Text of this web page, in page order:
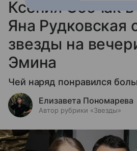
Ксения Собчак в
Яна Рудковская
звезды на
Эмина
Чей наряд понравился
Елизавета Пономарева
Автор рубрики «Звезды»